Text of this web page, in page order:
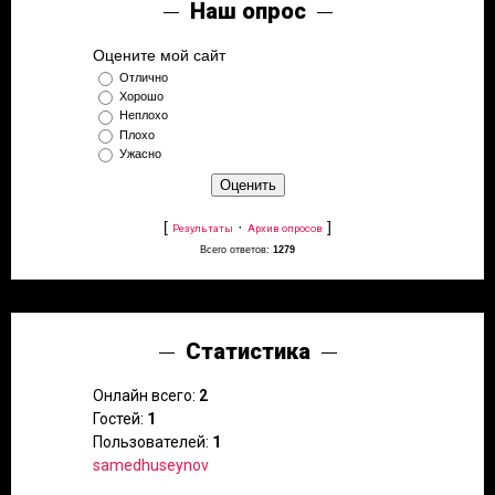
Наш опрос
Оцените мой сайт
Отлично
Хорошо
Неплохо
Плохо
Ужасно
[ Результаты · Архив опросов ]
Всего ответов: 1279
Статистика
Онлайн всего: 2
Гостей: 1
Пользователей: 1
samedhuseynov